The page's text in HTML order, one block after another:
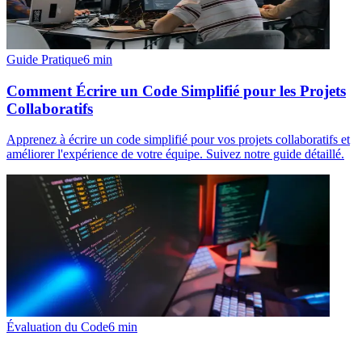
Guide Pratique6 min
Comment Écrire un Code Simplifié pour les Projets
Collaboratifs
Apprenez à écrire un code simplifié pour vos projets collaboratifs et
améliorer l'expérience de votre équipe. Suivez notre guide détaillé.
Évaluation du Code6 min